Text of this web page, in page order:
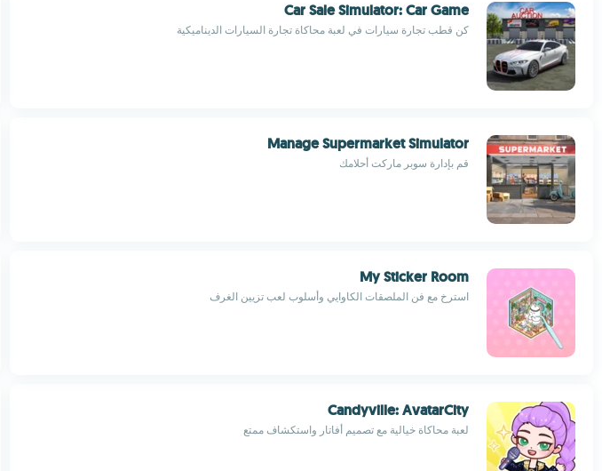
Car Sale Simulator: Car Game
كن قطب تجارة سيارات في لعبة محاكاة تجارة السيارات الديناميكية
Manage Supermarket Simulator
قم بإدارة سوبر ماركت أحلامك
My Sticker Room
استرخِ مع فن الملصقات الكاوايي وأسلوب لعب تزيين الغرف
Candyville: AvatarCity
لعبة محاكاة خيالية مع تصميم أفاتار واستكشاف ممتع